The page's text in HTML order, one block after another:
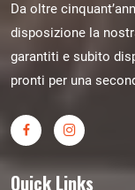
Da oltre
disposizione la
garantiti e subito
pronti per una
Quick Links